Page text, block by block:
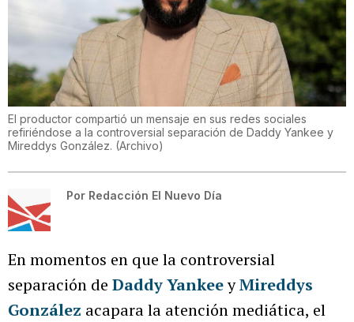
El productor compartió un mensaje en sus redes sociales
refiriéndose a la controversial separación de Daddy Yankee y
Mireddys González. (Archivo)
Por Redacción El Nuevo Día
En momentos en que la controversial
separación de Daddy YankeeyMireddys
González acapara la atención mediática, el